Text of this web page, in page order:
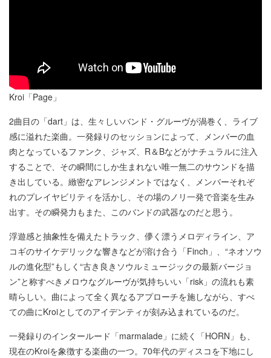
Kroi「Page」
2曲目の「dart」は、生々しいバンド・グルーヴが渦巻く、ライブ
感に溢れた楽曲。一発録りのセッションによって、メンバーの血
肉となっているファンク、ジャズ、R＆Bなどがナチュラルに注入
することで、その瞬間にしか生まれない唯一無二のサウンドを描
き出している。緻密なアレンジメントではなく、メンバーそれぞ
れのプレイヤビリティを活かし、その場のノリ一発で音楽を生み
出す。その瞬発力もまた、このバンドの武器なのだと思う。
浮遊感と抽象性を備えたトラック、儚く漂うメロディライン、ア
コギのサイケデリックな響きなどが溶け合う「Finch」、“ネオソウ
ルの進化型”もしく“古き良きソウルミュージックの最新バージョ
ン”と称すべきメロウなグルーヴが気持ちいい「risk」の流れも素
晴らしい。曲によって全く異なるアプローチを施しながら、すべ
ての曲にKroiとしてのアイデンティが刻み込まれているのだ。
一発録りのインタールード「marmalade」に続く「HORN」も、
現在のKroiを象徴する楽曲の一つ。70年代のディスコを下地にし